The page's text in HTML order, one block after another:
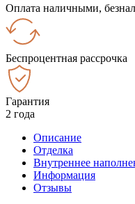
Оплата наличными,
Беспроцентная рассрочка
Гарантия
2 года
Описание
Отделка
Внутреннее
Информация
Отзывы